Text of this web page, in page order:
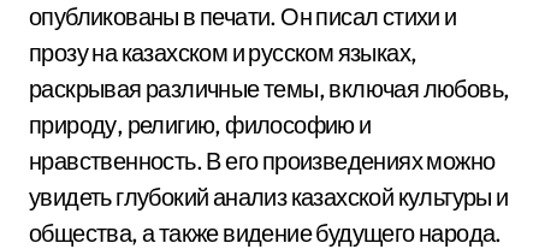
опубликованы в печати. Он писал стихи и
прозу на казахском и русском языках,
раскрывая различные темы, включая любовь,
природу, религию, философию и
нравственность. В его произведениях можно
увидеть глубокий анализ казахской культуры и
общества, а также видение будущего народа.